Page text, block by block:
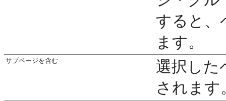
すると、
ます。
サブページを含む
選択した
されます